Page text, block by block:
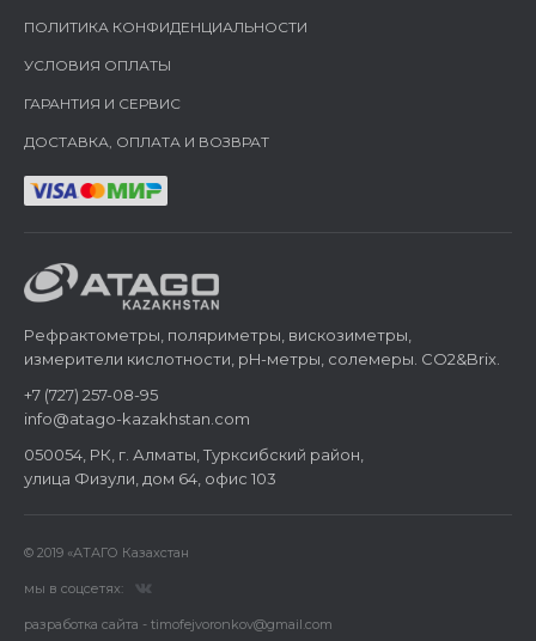
ПОЛИТИКА КОНФИДЕНЦИАЛЬНОСТИ
УСЛОВИЯ ОПЛАТЫ
ГАРАНТИЯ И СЕРВИС
ДОСТАВКА, ОПЛАТА И ВОЗВРАТ
Рефрактометры, поляриметры, вискозиметры,
измерители кислотности, pH-метры, солемеры. CO2&Brix.
+7 (727) 257-08-95
info@atago-kazakhstan.com
050054, РК, г. Алматы, Турксибский район,
улица Физули, дом 64, офис 103
© 2019 «АТАГО Казахстан
мы в соцсетях:
разработка сайта - timofejvoronkov@gmail.com